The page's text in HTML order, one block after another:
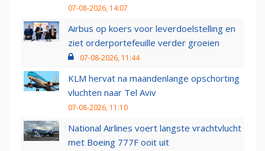
07-08-2026, 14:07
Airbus op koers voor leverdoelstelling en
ziet orderportefeuille verder groeien
07-08-2026, 11:44
KLM hervat na maandenlange opschorting
vluchten naar Tel Aviv
07-08-2026, 11:10
National Airlines voert langste vrachtvlucht
met Boeing 777F ooit uit